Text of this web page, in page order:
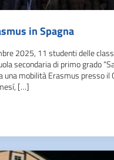
in Spagna
2025, 11 studenti delle
secondaria di primo grado
una mobilità Erasmus presso il
[…]